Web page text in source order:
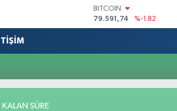
BITCOIN
79.591,74
%-1.82
DOLAR
61,60380
%0.18
SÜRE